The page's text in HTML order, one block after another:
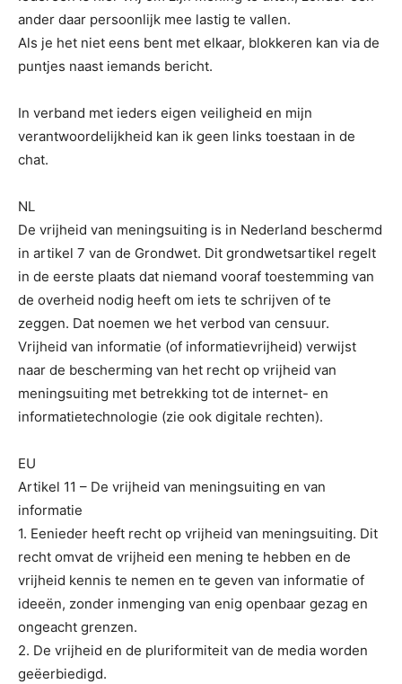
ander daar persoonlijk mee lastig te vallen.
Als je het niet eens bent met elkaar, blokkeren kan via de
puntjes naast iemands bericht.
In verband met ieders eigen veiligheid en mijn
verantwoordelijkheid kan ik geen links toestaan in de
chat.
NL
De vrijheid van meningsuiting is in Nederland beschermd
in artikel 7 van de Grondwet. Dit grondwetsartikel regelt
in de eerste plaats dat niemand vooraf toestemming van
de overheid nodig heeft om iets te schrijven of te
zeggen. Dat noemen we het verbod van censuur.
Vrijheid van informatie (of informatievrijheid) verwijst
naar de bescherming van het recht op vrijheid van
meningsuiting met betrekking tot de internet- en
informatietechnologie (zie ook digitale rechten).
EU
Artikel 11 – De vrijheid van meningsuiting en van
informatie
1. Eenieder heeft recht op vrijheid van meningsuiting. Dit
recht omvat de vrijheid een mening te hebben en de
vrijheid kennis te nemen en te geven van informatie of
ideeën, zonder inmenging van enig openbaar gezag en
ongeacht grenzen.
2. De vrijheid en de pluriformiteit van de media worden
geëerbiedigd.